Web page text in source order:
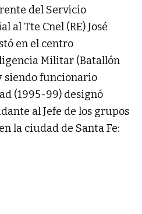
del Servicio
al Tte Cnel (RE) José
en el centro
Militar (Batallón
siendo funcionario
(1995-99) designó
al Jefe de los grupos
la ciudad de Santa Fe: